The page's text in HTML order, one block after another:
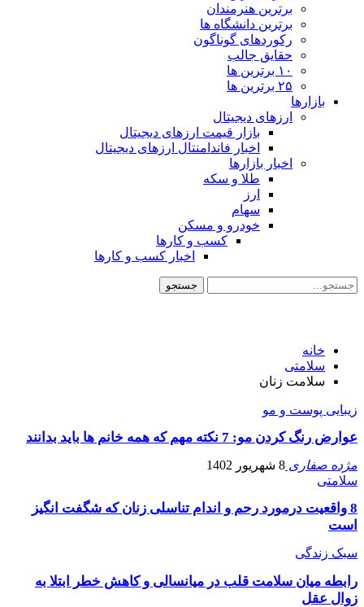
برترین هنرمندان
برترین دانشگاه ها
رکوردهای گوناگون
حقایق جالب
۱۰ برترین ها
۲۵ برترین ها
بازارها
ارزهای دیجیتال
بازار قیمت ارزهای دیجیتال
اخبار فاندامنتال ارزهای دیجیتال
اخبار بازارها
طلا و سکه
ارز
سهام
خودرو و مسکن
کسب و کارها
اخبار کسب و کارها
خانه
سلامتی
سلامت زنان
زیبایی پوست و مو
عوارض رنگ کردن مو: 7 نکته مهم که همه خانم ها باید بدانند
مژده صفاری 8 شهریور 1402
سلامتی
8 واقعیت درمورد رحم و اندام تناسلی زنان که شگفت انگیز
است
سبک زندگی
رابطه میان سلامت قلب در میانسالی و کاهش خطر ابتلا به
زوال عقل